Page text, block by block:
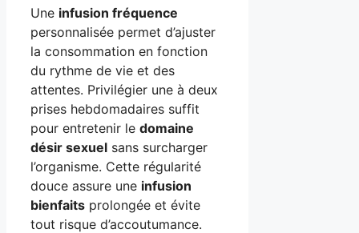
Une infusion fréquence
personnalisée permet d’ajuster
la consommation en fonction
du rythme de vie et des
attentes. Privilégier une à deux
prises hebdomadaires suffit
pour entretenir le domaine
désir sexuel sans surcharger
l’organisme. Cette régularité
douce assure une infusion
bienfaits prolongée et évite
tout risque d’accoutumance.